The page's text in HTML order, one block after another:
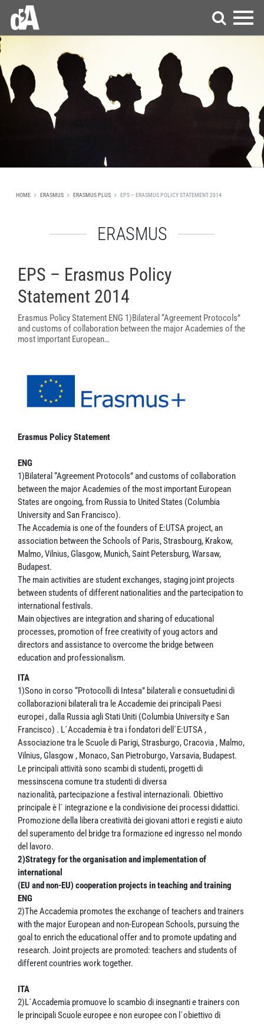
HOME ERASMUS ERASMUS PLUS EPS – ERASMUS POLICY STATEMENT 2014
ERASMUS
EPS – Erasmus Policy
Statement 2014
Erasmus Policy Statement ENG 1)Bilateral “Agreement Protocols”
and customs of collaboration between the major Academies of the
most important European…
Erasmus Policy Statement
ENG
1)Bilateral “Agreement Protocols” and customs of collaboration
between the major Academies of the most important European
States are ongoing, from Russia to United States (Columbia
University and San Francisco).
The Accademia is one of the founders of E:UTSA project, an
association between the Schools of Paris, Strasbourg, Krakow,
Malmo, Vilnius, Glasgow, Munich, Saint Petersburg, Warsaw,
Budapest.
The main activities are student exchanges, staging joint projects
between students of different nationalities and the partecipation to
international festivals.
Main objectives are integration and sharing of educational
processes, promotion of free creativity of youg actors and
directors and assistance to overcome the bridge between
education and professionalism.
ITA
1)Sono in corso “Protocolli di Intesa” bilaterali e consuetudini di
collaborazioni bilaterali tra le Accademie dei principali Paesi
europei , dalla Russia agli Stati Uniti (Columbia University e San
Francisco) . L´Accademia è tra i fondatori dell´E:UTSA ,
Associazione tra le Scuole di Parigi, Strasburgo, Cracovia , Malmo,
Vilnius, Glasgow , Monaco, San Pietroburgo, Varsavia, Budapest.
Le principali attività sono scambi di studenti, progetti di
messinscena comune tra studenti di diversa
nazionalità, partecipazione a festival internazionali. Obiettivo
principale è l´ integrazione e la condivisione dei processi didattici.
Promozione della libera creatività dei giovani attori e registi e aiuto
del superamento del bridge tra formazione ed ingresso nel mondo
del lavoro.
2)Strategy for the organisation and implementation of
international
(EU and non-EU) cooperation projects in teaching and training
ENG
2)The Accademia promotes the exchange of teachers and trainers
with the major European and non-European Schools, pursuing the
goal to enrich the educational offer and to promote updating and
research. Joint projects are promoted: teachers and students of
different countries work together.
ITA
2)L´Accademia promuove lo scambio di insegnanti e trainers con
le principali Scuole europee e non europee con l´obiettivo di